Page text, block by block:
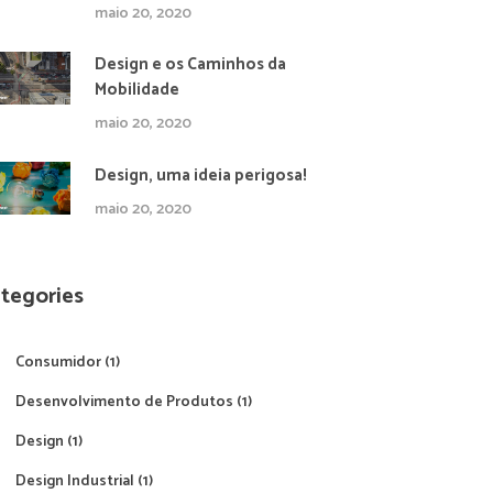
maio 20, 2020
Design e os Caminhos da
Mobilidade
maio 20, 2020
Design, uma ideia perigosa!
maio 20, 2020
Consumidor(1)
Desenvolvimento de Produtos (1)
Design (1)
Design Industrial (1)